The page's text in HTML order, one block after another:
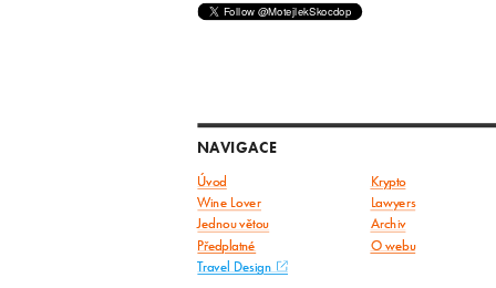
NAVIGACE
Úvod Krypto
Wine Lover
Lawyers
Jednou větou
Archiv
Předplatné O webu
Travel Design